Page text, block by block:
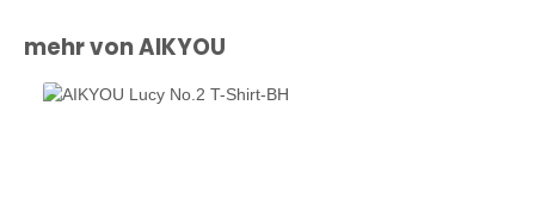
Produktgalerie überspringen
mehr von AIKYOU